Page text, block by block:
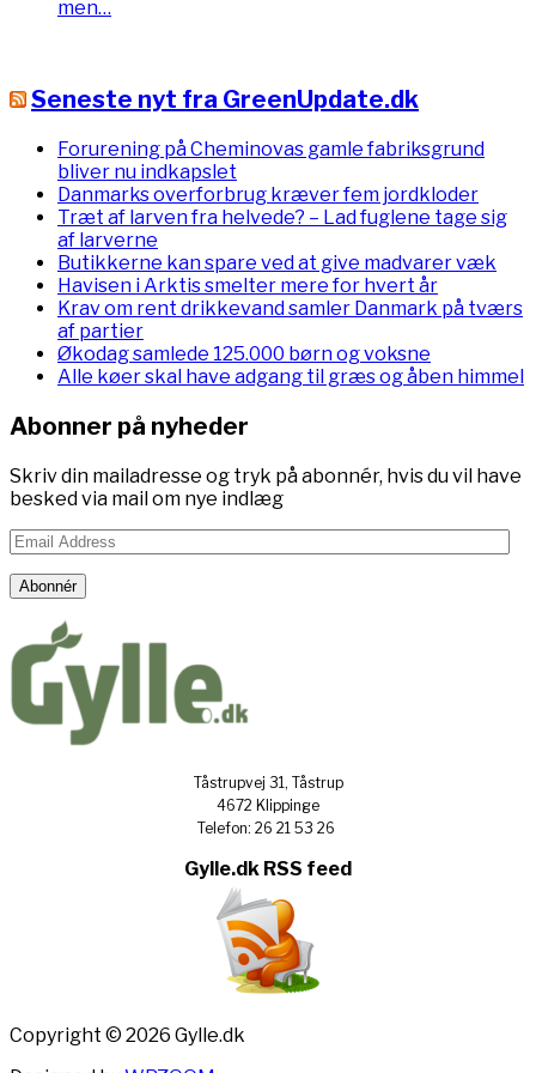
men…
Seneste nyt fra GreenUpdate.dk
Forurening på Cheminovas gamle fabriksgrund
bliver nu indkapslet
Danmarks overforbrug kræver fem jordkloder
Træt af larven fra helvede? – Lad fuglene tage sig
af larverne
Butikkerne kan spare ved at give madvarer væk
Havisen i Arktis smelter mere for hvert år
Krav om rent drikkevand samler Danmark på tværs
af partier
Økodag samlede 125.000 børn og voksne
Alle køer skal have adgang til græs og åben himmel
Abonner på nyheder
Skriv din mailadresse og tryk på abonnér, hvis du vil have
besked via mail om nye indlæg
Email
Address
Abonnér
Tåstrupvej 31, Tåstrup
4672 Klippinge
Telefon: 26 21 53 26
Gylle.dk RSS feed
Copyright © 2026 Gylle.dk